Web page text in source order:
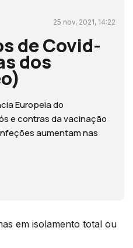
25 nov, 2021, 14:22
de Covid-
dos
Europeia do
e contras da vacinação
aumentam nas
em isolamento total ou